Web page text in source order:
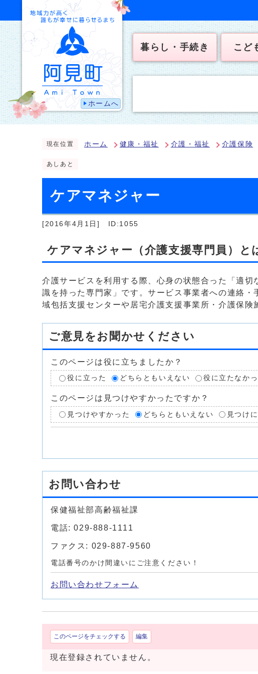
ホームへ
暮らし・手続き こど
現在位置 ホーム 健康・福祉 介護・福祉 介護保険
あしあと
ケアマネジャー
[2016年4月1日] ID:1055
ケアマネジャー（介護支援専門員）と
介護サービスを利用する際、心身の状態合った「適
識を持った専門家」です。サービス事業者への連絡
域包括支援センターや居宅介護支援事業所・介護保険
ご意見をお聞かせください
このページは役に立ちましたか？
役に立った どちらともいえない 役に立たなかっ
このページは見つけやすかったですか？
見つけやすかった どちらともいえない 見つけ
お問い合わせ
保健福祉部高齢福祉課
電話: 029-888-1111
ファクス: 029-887-9560
電話番号のかけ間違いにご注意ください！
お問い合わせフォーム
このページをチェックする 編集
現在登録されていません。